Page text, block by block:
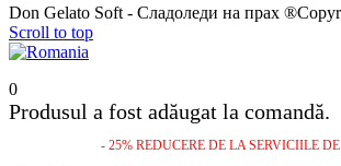
Don Gelato Soft - Сладоледи на прах
Scroll to top
0
Produsul a fost adăugat la comandă.
- 25% REDUCERE DE LA SERVICIILE